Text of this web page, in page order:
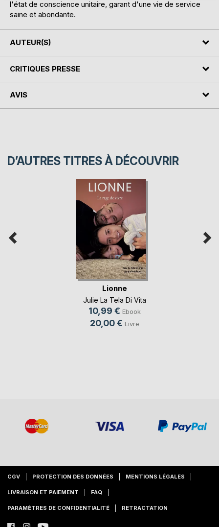
l'état de conscience unitaire, garant d'une vie de service
saine et abondante.
AUTEUR(S)
CRITIQUES PRESSE
AVIS
D’AUTRES TITRES À DÉCOUVRIR
Lionne
Julie La Tela Di Vita
10,99 € Ebook
20,00 € Livre
CGV PROTECTION DES DONNÉES MENTIONS LÉGALES
LIVRAISON ET PAIEMENT FAQ
PARAMÈTRES DE CONFIDENTIALITÉ RETRACTATION